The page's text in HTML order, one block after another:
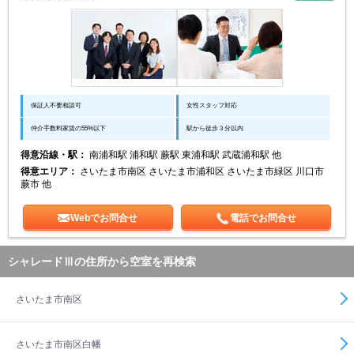
保証人不要相談可 女性スタッフ対応
仲介手数料家賃の55%以下 駅から徒歩３分以内
得意沿線・駅： 南浦和駅 浦和駅 蕨駅 東浦和駅 武蔵浦和駅 他
得意エリア：
さいたま市南区 さいたま市浦和区 さいたま市緑区 川口市
蕨市 他
Webでお問合せ 電話でお問合せ
シャレードⅢの住所から空室を再検索
さいたま市南区
さいたま市南区白幡